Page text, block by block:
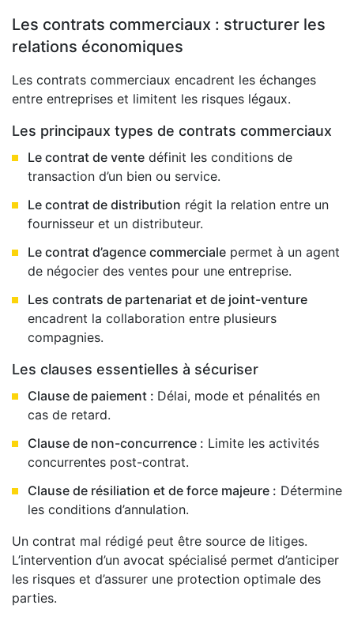
Les contrats commerciaux : structurer les
relations économiques
Les contrats commerciaux encadrent les échanges
entre entreprises et limitent les risques légaux.
Les principaux types de contrats commerciaux
Le contrat de vente définit les conditions de
transaction d’un bien ou service.
Le contrat de distribution régit la relation entre un
fournisseur et un distributeur.
Le contrat d’agence commerciale permet à un agent
de négocier des ventes pour une entreprise.
Les contrats de partenariat et de joint-venture
encadrent la collaboration entre plusieurs
compagnies.
Les clauses essentielles à sécuriser
Clause de paiement : Délai, mode et pénalités en
cas de retard.
Clause de non-concurrence : Limite les activités
concurrentes post-contrat.
Clause de résiliation et de force majeure : Détermine
les conditions d’annulation.
Un contrat mal rédigé peut être source de litiges.
L’intervention d’un avocat spécialisé permet d’anticiper
les risques et d’assurer une protection optimale des
parties.